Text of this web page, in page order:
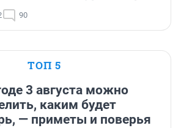
90
ТОП 5
3 августа можно
каким будет
— приметы и поверья